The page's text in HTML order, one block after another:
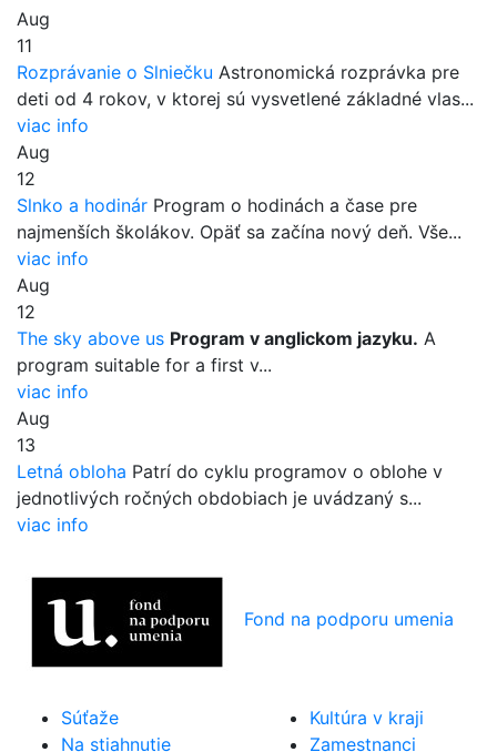
Aug
11
Rozprávanie o Slniečku Astronomická rozprávka pre
deti od 4 rokov, v ktorej sú vysvetlené základné vlas...
viac info
Aug
12
Slnko a hodinár Program o hodinách a čase pre
najmenších školákov. Opäť sa začína nový deň. Vše...
viac info
Aug
12
The sky above us Program v anglickom jazyku. A
program suitable for a first v...
viac info
Aug
13
Letná obloha Patrí do cyklu programov o oblohe v
jednotlivých ročných obdobiach je uvádzaný s...
viac info
Fond na podporu umenia
Súťaže
Na stiahnutie
Kultúra v kraji
Zamestnanci